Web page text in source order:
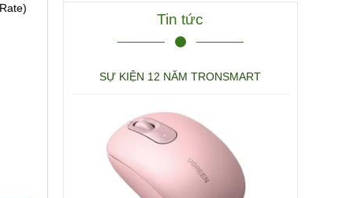
Tin tức
SỰ KIỆN 12 NĂM TRONSMART